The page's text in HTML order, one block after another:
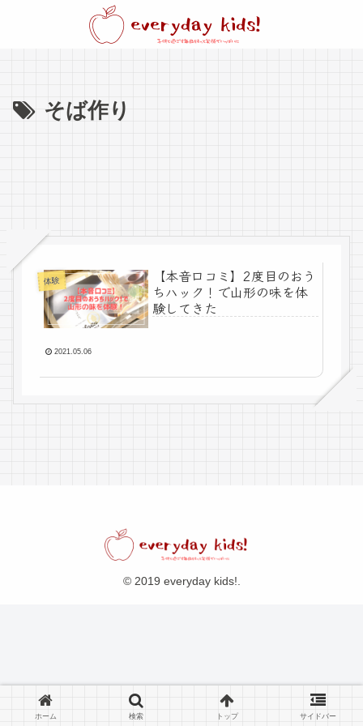
そば作り
体験
【本音口コミ】2度目のおう
ちハック！で山形の味を体
験してきた
2021.05.06
© 2019 everyday kids!.
ホーム 検索 トップ サイドバー